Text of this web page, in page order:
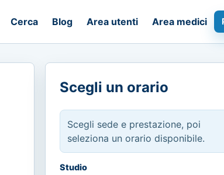
Cerca Blog Area utenti Area medici
Scegli un orario
Scegli sede e prestazione, poi
seleziona un orario disponibile.
Studio